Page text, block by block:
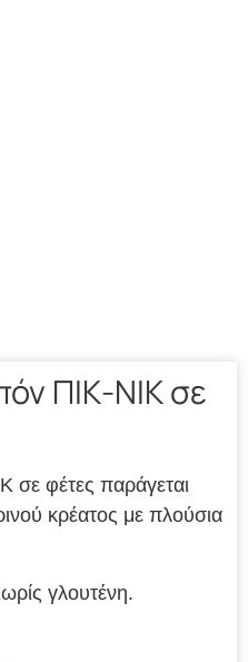
ΠΙΚ-ΝΙΚ σε
σε φέτες παράγεται
κρέατος με πλούσια
γλουτένη.